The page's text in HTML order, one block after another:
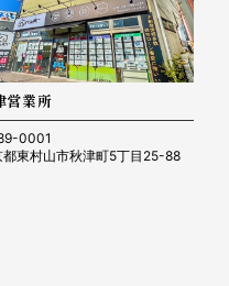
営業所
0001
都東村山市秋津町5丁目25-88